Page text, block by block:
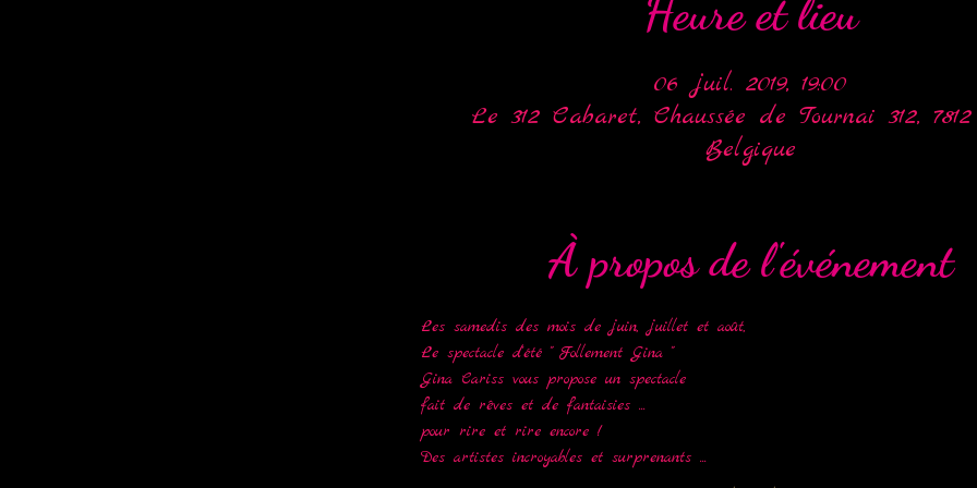
Heure et lieu
06 juil. 2019, 19:00
Le 312 Cabaret, Chaussée de Tournai 312,
Belgique
À propos de l'événement
Les samedis des mois de juin, juillet et août,
Le spectacle d'été " Follement Gina "
Gina Cariss vous propose un spectacle
fait de rêves et de fantaisies ...
pour rire et rire encore !
Des artistes incroyables et surprenants ...